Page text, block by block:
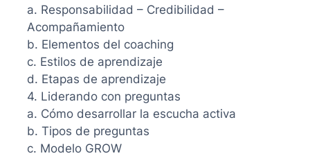
a. Responsabilidad – Credibilidad –
Acompañamiento
b. Elementos del coaching
c. Estilos de aprendizaje
d. Etapas de aprendizaje
4. Liderando con preguntas
a. Cómo desarrollar la escucha activa
b. Tipos de preguntas
c. Modelo GROW